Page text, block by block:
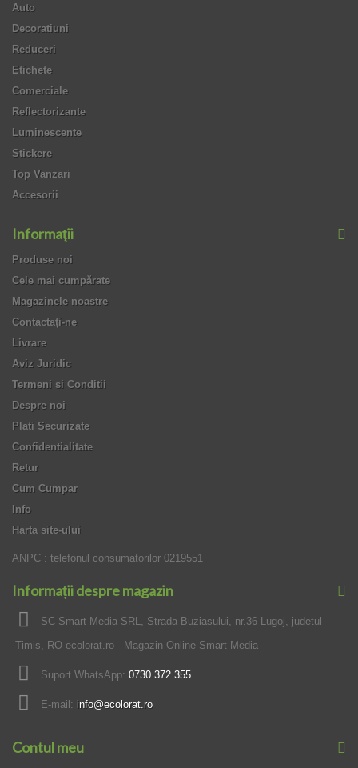
Auto
Decoratiuni
Reduceri
Etichete
Comerciale
Reflectorizante
Luminescente
Stickere
Top Vanzari
Accesorii
Informaţii
Produse noi
Cele mai cumpărate
Magazinele noastre
Contactați-ne
Livrare
Aviz Juridic
Termeni si Conditii
Despre noi
Plati Securizate
Confidentialitate
Retur
Cum Cumpar
Info
Harta site-ului
ANPC : telefonul consumatorilor 0219551
Informații despre magazin
SC Smart Media SRL, Strada Buziasului, nr.36 Lugoj, judetul
Timis, RO ecolorat.ro - Magazin Online Smart Media
Suport WhatsApp: 0730 372 355
E-mail: info@ecolorat.ro
Contul meu